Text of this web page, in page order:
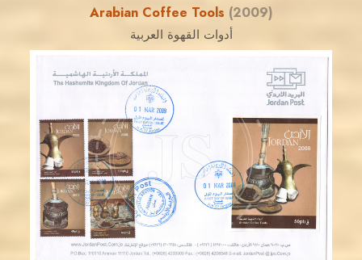
Arabian Coffee Tools (2009)
أدوات القهوة العربية
JS
JORDANSTAMPS.COM
EST. 2007